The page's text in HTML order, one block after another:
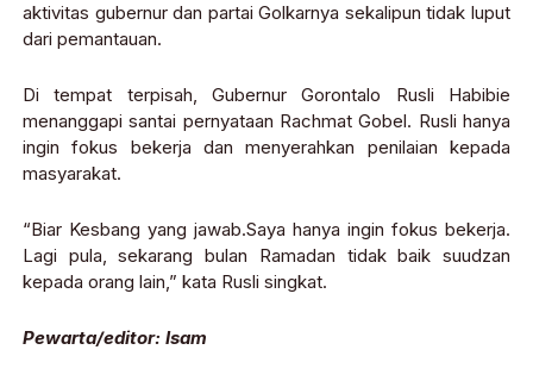
aktivitas gubernur dan partai Golkarnya sekalipun tidak luput
dari pemantauan.
Di tempat terpisah, Gubernur Gorontalo Rusli Habibie
menanggapi santai pernyataan Rachmat Gobel. Rusli hanya
ingin fokus bekerja dan menyerahkan penilaian kepada
masyarakat.
“Biar Kesbang yang jawab.Saya hanya ingin fokus bekerja.
Lagi pula, sekarang bulan Ramadan tidak baik suudzan
kepada orang lain,” kata Rusli singkat.
Pewarta/editor: Isam